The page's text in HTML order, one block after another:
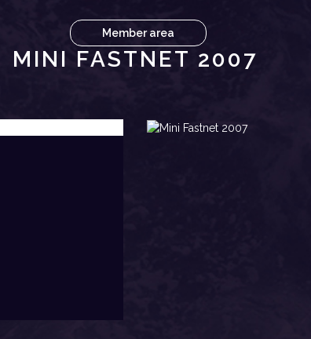
Member area
MINI FASTNET 2007